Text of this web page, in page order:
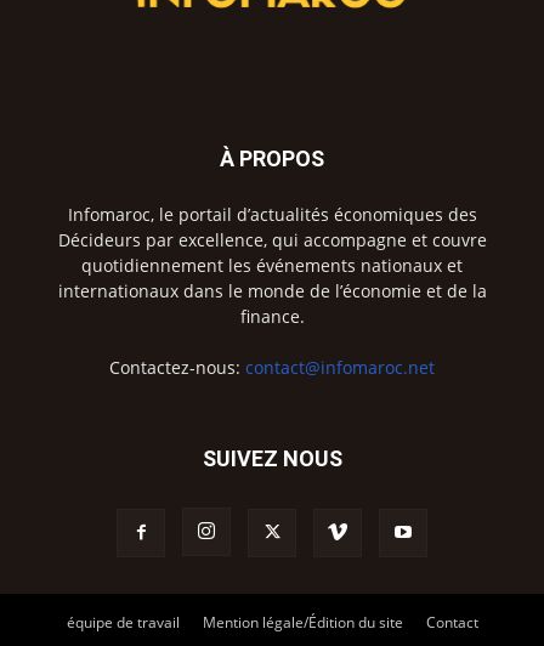
À PROPOS
Infomaroc, le portail d’actualités économiques des
Décideurs par excellence, qui accompagne et couvre
quotidiennement les événements nationaux et
internationaux dans le monde de l’économie et de la
finance.
Contactez-nous: contact@infomaroc.net
SUIVEZ NOUS
équipe de travail Mention légale/Édition du site Contact